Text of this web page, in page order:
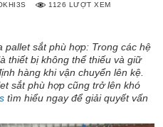
1126 LƯỢT XEM
pallet sắt phù hợp: Trong các hệ
thiết bị không thể thiếu và giữ
hàng khi vận chuyển lên kệ.
sắt phù hợp cũng trở lên khó
tìm hiểu ngay để giải quyết vấn